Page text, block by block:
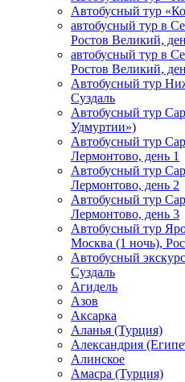
Автобусный тур
автобусный тур в
Ростов Великий,
автобусный тур в
Ростов Великий,
Автобусный тур
Суздаль
Автобусный тур
Удмуртии»)
Автобусный тур
Лермонтово, день 1
Автобусный тур
Лермонтово, день 2
Автобусный тур
Лермонтово, день 3
Автобусный тур
Москва (1 ночь),
Автобусный
Суздаль
Агидель
Азов
Аксарка
Аланья (Турция)
Александрия
Алинское
Амасра (Турция)